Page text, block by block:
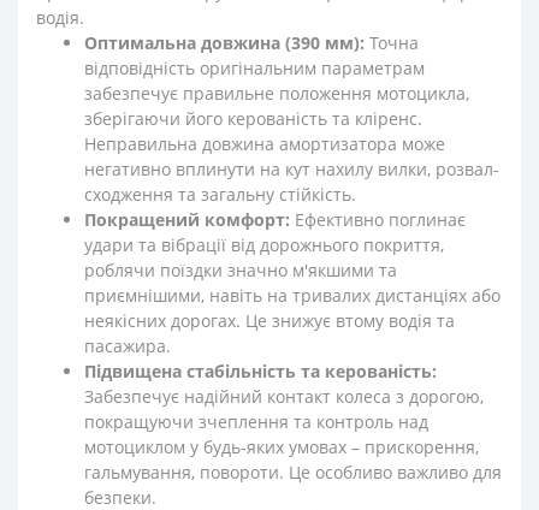
водія.
Оптимальна довжина (390 мм): Точна
відповідність оригінальним параметрам
забезпечує правильне положення мотоцикла,
зберігаючи його керованість та кліренс.
Неправильна довжина амортизатора може
негативно вплинути на кут нахилу вилки, розвал-
сходження та загальну стійкість.
Покращений комфорт: Ефективно поглинає
удари та вібрації від дорожнього покриття,
роблячи поїздки значно м'якшими та
приємнішими, навіть на тривалих дистанціях або
неякісних дорогах. Це знижує втому водія та
пасажира.
Підвищена стабільність та керованість:
Забезпечує надійний контакт колеса з дорогою,
покращуючи зчеплення та контроль над
мотоциклом у будь-яких умовах – прискорення,
гальмування, повороти. Це особливо важливо для
безпеки.